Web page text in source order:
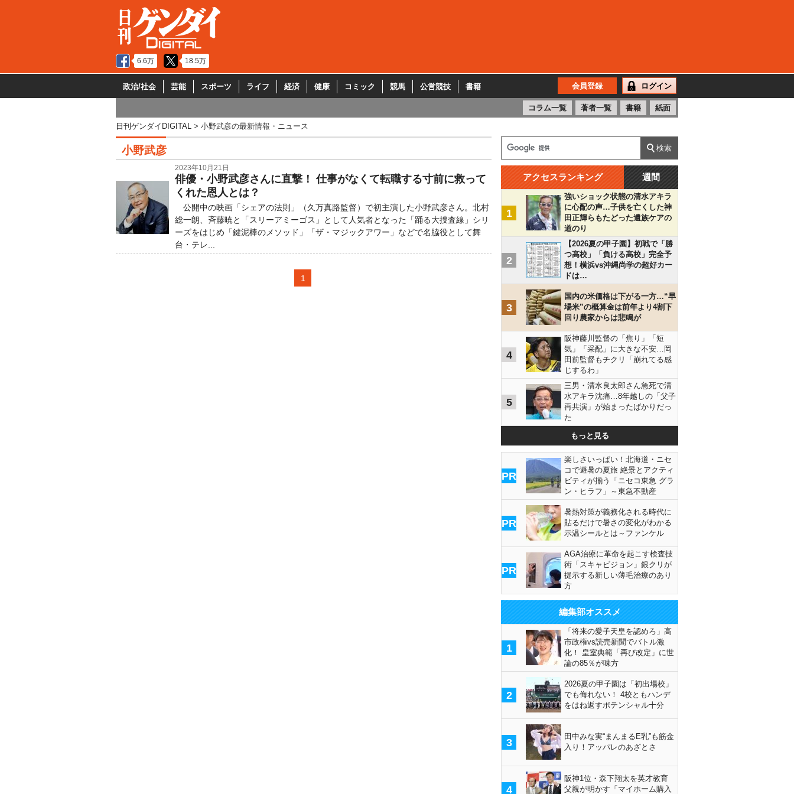
6.6万 18.5万
政治/社会 芸能 スポーツ ライフ 経済 健康 コミック 競馬 公営競技 書籍 会員登録 ログイン
コラム一覧 著者一覧 書籍 紙面
日刊ゲンダイDIGITAL 小野武彦の最新情報・ニュース
小野武彦
2023年10月21日
俳優・小野武彦さんに直撃！ 仕事がなくて転職する寸前に救って
くれた恩人とは？
公開中の映画「シェアの法則」（久万真路監督）で初主演した小野武彦さん。北村
総一朗、斉藤暁と「スリーアミーゴス」として人気者となった「踊る大捜査線」シリ
ーズをはじめ「鍵泥棒のメソッド」「ザ・マジックアワー」などで名脇役として舞
台・テレ...
1
アクセスランキング 週間
1
強いショック状態の清水アキラ
に心配の声…子供を亡くした神
田正輝らもたどった遺族ケアの
道のり
2
【2026夏の甲子園】初戦で「勝
つ高校」「負ける高校」完全予
想！横浜vs沖縄尚学の超好カー
ドは…
3
国内の米価格は下がる一方…“早
場米”の概算金は前年より4割下
回り農家からは悲鳴が
4
阪神藤川監督の「焦り」「短
気」「采配」に大きな不安…岡
田前監督もチクリ「崩れてる感
じするわ」
5
三男・清水良太郎さん急死で清
水アキラ沈痛…8年越しの「父子
再共演」が始まったばかりだっ
た
もっと見る
PR
楽しさいっぱい！北海道・ニセ
コで避暑の夏旅 絶景とアクティ
ビティが揃う「ニセコ東急 グラ
ン・ヒラフ」～東急不動産
PR
暑熱対策が義務化される時代に
貼るだけで暑さの変化がわかる
示温シールとは～ファンケル
PR
AGA治療に革命を起こす検査技
術「スキャビジョン」銀クリが
提示する新しい薄毛治療のあり
方
編集部オススメ
1
「将来の愛子天皇を認めろ」高
市政権vs読売新聞でバトル激
化！ 皇室典範「再び改定」に世
論の85％が味方
2
2026夏の甲子園は「初出場校」
でも侮れない！ 4校ともハンデ
をはね返すポテンシャル十分
3
田中みな実“まんまるE乳”も筋金
入り！アッパレのあざとさ
4
阪神1位・森下翔太を英才教育
父親が明かす「マイホーム購入